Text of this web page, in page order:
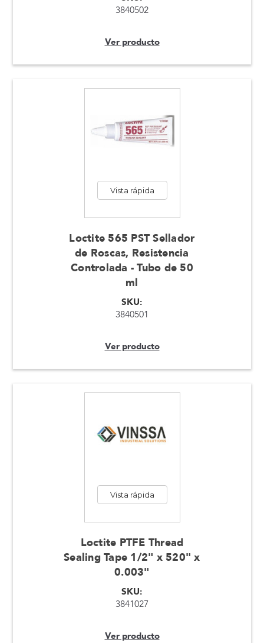
3840502
Ver producto
Vista rápida
Loctite 565 PST Sellador
de Roscas, Resistencia
Controlada - Tubo de 50
ml
SKU:
3840501
Ver producto
Vista rápida
Loctite PTFE Thread
Sealing Tape 1/2" x 520" x
0.003"
SKU:
3841027
Ver producto